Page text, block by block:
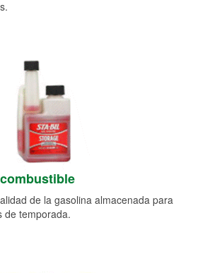
de la gasolina almacenada para
de temporada.